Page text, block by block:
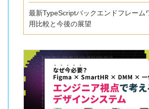
最新TypeScriptバックエンドフレーム
用比較と今後の展望